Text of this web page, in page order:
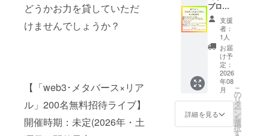
どうかお力を貸していただ
けませんでしょうか？
【「web3･メタバース×リア
ル」200名無料招待ライブ】
開催時期：未定(2026年・土
(2026年
予定)
ト開催
時期は
未定
(2026年
予定)
プロ
モー
ション
プラン
■企業
CM制作
(15秒～
30秒程
てぃ有
料配信
(月に1
回)に企
業CM放
支援
者：
1人
お届
け予
定：
2026
年08
月
詳細を見る
こ
の
リ
タ
ー
ン
を
選
択
す